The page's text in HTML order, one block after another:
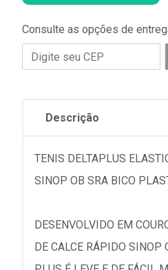
Consulte as opções de
Descrição
TENIS DELTAPLUS
SINOP OB SRA BICO
DESENVOLVIDO EM
DE CALCE RÁPIDO SINOP